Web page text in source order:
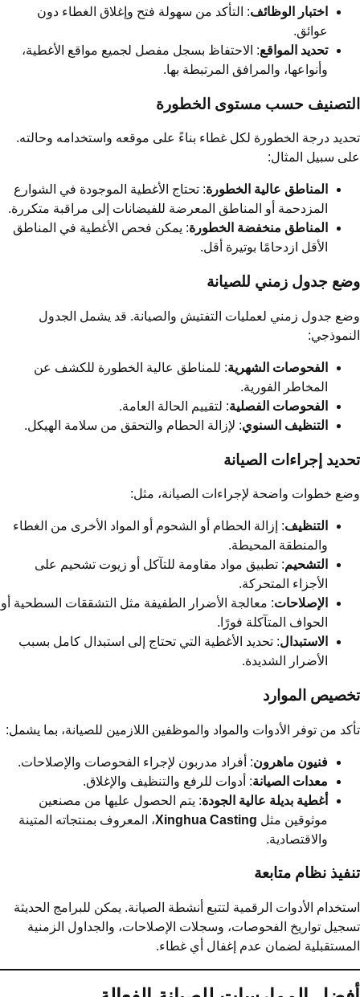
اختبار الوظائف: التأكد من سهولة فتح وإغلاق الغطاء دون
عوائق.
تحديد المواقع: الاحتفاظ بسجل مفصل لجميع مواقع الأغطية،
وأنواعها، والمرافق المرتبطة بها.
حسب مستوى الخطورة
درجة الخطورة لكل غطاء بناءً على موقعه واستخدامه وحالته.
سبيل المثال:
المناطق عالية الخطورة : تحتاج الأغطية الموجودة في الشوارع
المزدحمة أو المناطق المعرضة للفيضانات إلى مراقبة متكررة.
المناطق منخفضة الخطورة : يمكن فحص الأغطية في المناطق
الأقل ازدحامًا بوتيرة أقل.
جدول زمني للصيانة
جدول زمني لعمليات التفتيش والصيانة. قد يشمل الجدول
الفحوصات الشهرية: للمناطق عالية الخطورة للكشف عن
المخاطر الفورية.
الفحوصات الفصلية: لتقييم الحالة العامة.
التنظيف السنوي: لإزالة الحطام والتحقق من سلامة الهيكل.
إجراءات الصيانة
خطوات واضحة لإجراءات الصيانة، مثل:
التنظيف: إزالة الحطام أو الشحوم أو المواد الأخرى من الغطاء
والمنطقة المحيطة.
التشحيم: تطبيق مواد مقاومة للتآكل أو زيوت تشحيم على
الأجزاء المتحركة.
الإصلاحات: معالجة الأضرار الطفيفة مثل التشققات السطحية أو
الحواف المتآكلة فورًا.
الاستبدال : تحديد الأغطية التي تحتاج إلى استبدال كامل بسبب
الأضرار الشديدة.
الموارد
من توفر الأدوات والمواد والموظفين اللازمين للصيانة، بما يشمل:
فنيون ماهرون: أفراد مدربون لإجراء الفحوصات والإصلاحات.
معدات الصيانة: أدوات للرفع والتنظيف والإغلاق.
أغطية بديلة عالية الجودة: يتم الحصول عليها من مصنعين
موثوقين مثل Xinghua Casting، المعروف بمنتجاته المتينة
والاقتصادية.
نظام متابعة
الأدوات الرقمية لتتبع أنشطة الصيانة. يمكن للبرامج الحديثة
تواريخ الفحوصات، وسجلات الإصلاحات، والجداول الزمنية
لضمان عدم إغفال أي غطاء.